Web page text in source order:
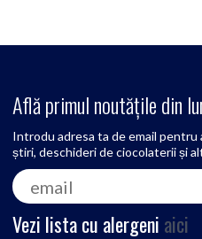
Află primul noutățile din
Introdu adresa ta de email
știri, deschideri de ciocolaterii și
Vezi lista cu alergeni aici